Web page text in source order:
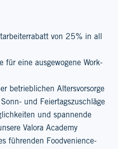
von 25% in all
für eine ausgewogene Work-
betrieblichen Altersvorsorge
und Feiertagszuschläge
und spannende
Valora Academy
führenden Foodvenience-